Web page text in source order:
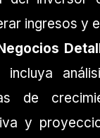
ingresos y
incluya
de
y